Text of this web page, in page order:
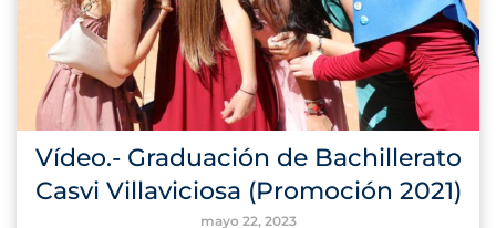
Vídeo.- Graduación de Bachillerato
Casvi Villaviciosa (Promoción 2021)
mayo 22, 2023